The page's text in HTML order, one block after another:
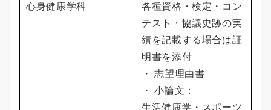
心身健康学科
各種資格・検定・コン
テスト・協議史跡の実
績を記載する場合は証
明書を添付
・ 志望理由書
・ 小論文：
生活健康学・スポーツ